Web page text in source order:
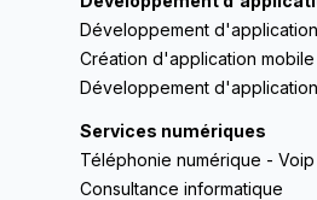
Développement
Création d'application
Développement
Services numériques
Téléphonie numérique - Voip
Consultance informatique